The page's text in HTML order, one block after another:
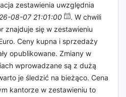
zestawienia uwzględnia
08-07 21:01:00
. W chwili
znajduje się w zestawieniu
Ceny kupna i sprzedaży
opublikowane. Zmiany w
wprowadzane są z dużą
je śledzić na bieżąco. Cena
kantorze w zestawieniu to